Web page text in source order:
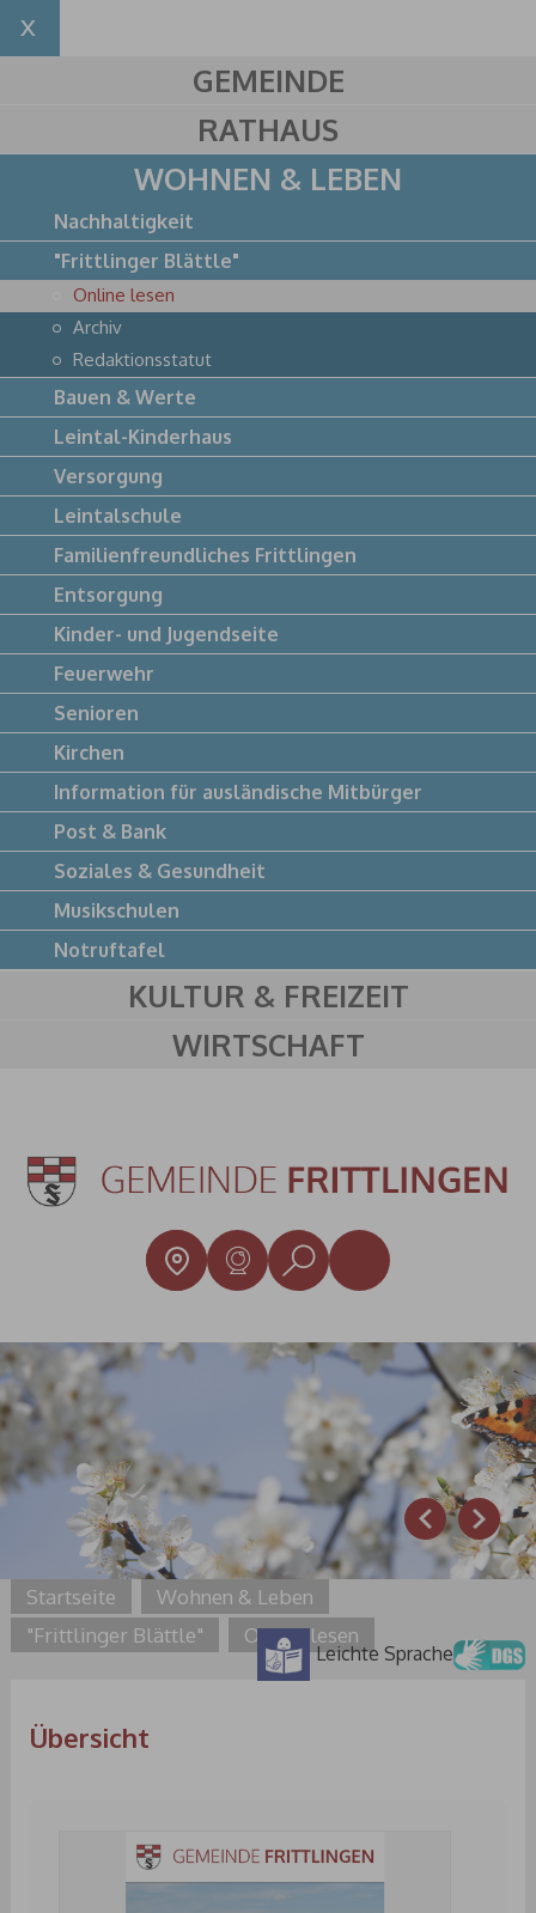
GEMEINDE
RATHAUS
WOHNEN & LEBEN
Nachhaltigkeit
"Frittlinger Blättle"
Online lesen
Archiv
Redaktionsstatut
Bauen & Werte
Leintal-Kinderhaus
Versorgung
Leintalschule
Familienfreundliches Frittlingen
Entsorgung
Kinder- und Jugendseite
Feuerwehr
Senioren
Kirchen
Information für ausländische Mitbürger
Post & Bank
Soziales & Gesundheit
Musikschulen
Notruftafel
KULTUR & FREIZEIT
WIRTSCHAFT
Prev Next
Startseite
Wohnen & Leben
"Frittlinger Blättle"
Online lesen
Übersicht
Leichte Sprache